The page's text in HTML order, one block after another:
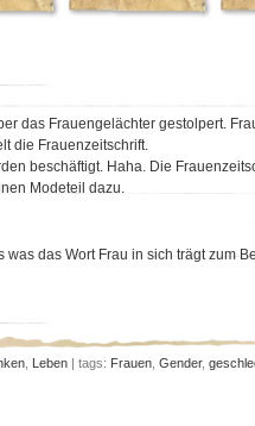
das Frauengelächter gestolpert.
die Frauenzeitschrift.
beschäftigt. Haha. Die
Modeteil dazu.
das Wort Frau in sich trägt zum
Leben | tags: Frauen Gender,